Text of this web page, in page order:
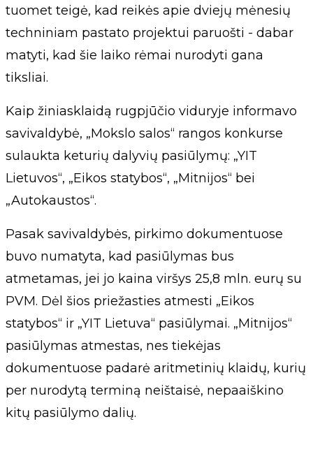
tuomet teigė, kad reikės apie dviejų mėnesių
techniniam pastato projektui paruošti - dabar
matyti, kad šie laiko rėmai nurodyti gana
tiksliai.
Kaip žiniasklaidą rugpjūčio viduryje informavo
savivaldybė, „Mokslo salos“ rangos konkurse
sulaukta keturių dalyvių pasiūlymų: „YIT
Lietuvos“, „Eikos statybos“, „Mitnijos“ bei
„Autokaustos“.
Pasak savivaldybės, pirkimo dokumentuose
buvo numatyta, kad pasiūlymas bus
atmetamas, jei jo kaina viršys 25,8 mln. eurų su
PVM. Dėl šios priežasties atmesti „Eikos
statybos“ ir „YIT Lietuva“ pasiūlymai. „Mitnijos“
pasiūlymas atmestas, nes tiekėjas
dokumentuose padarė aritmetinių klaidų, kurių
per nurodytą terminą neištaisė, nepaaiškino
kitų pasiūlymo dalių.